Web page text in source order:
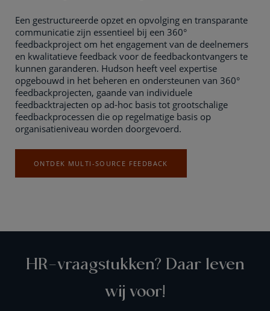
Een gestructureerde opzet en opvolging en transparante
communicatie zijn essentieel bij een 360°
feedbackproject om het engagement van de deelnemers
en kwalitatieve feedback voor de feedbackontvangers te
kunnen garanderen. Hudson heeft veel expertise
opgebouwd in het beheren en ondersteunen van 360°
feedbackprojecten, gaande van individuele
feedbacktrajecten op ad-hoc basis tot grootschalige
feedbackprocessen die op regelmatige basis op
organisatieniveau worden doorgevoerd.
ONTDEK MULTI-SOURCE FEEDBACK
HR-vraagstukken? Daar leven
wij voor!